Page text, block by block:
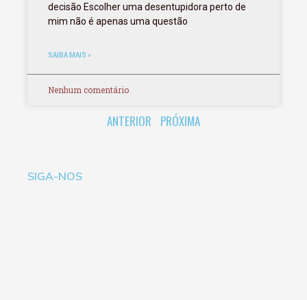
decisão Escolher uma desentupidora perto de
mim não é apenas uma questão
SAIBA MAIS »
Nenhum comentário
ANTERIOR PRÓXIMA
SIGA-NOS